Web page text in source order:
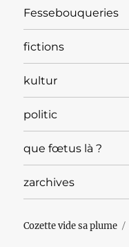
Fessebouqueries
fictions
kultur
politic
que fœtus là ?
zarchives
Cozette vide sa plume